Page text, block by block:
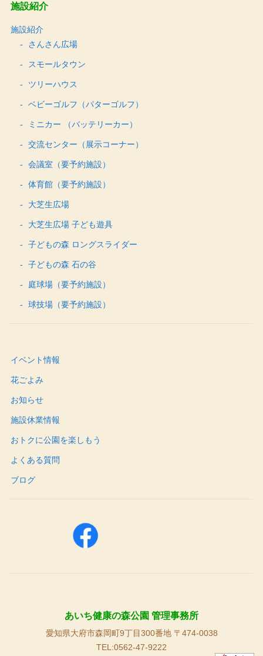
施設紹介
施設紹介
さんさん広場
スモールタウン
ツリーハウス
ベビーゴルフ（パターゴルフ）
ミニカー （バッテリーカー）
交流センター（展示コーナー）
会議室（要予約施設）
体育館（要予約施設）
大芝生広場
大芝生広場 子ども遊具
子どもの森 ロングスライダー
子どもの森 石の谷
庭球場（要予約施設）
球技場（要予約施設）
イベント情報
花ごよみ
お知らせ
施設休業情報
おトクに公園を楽しもう
よくある質問
ブログ
あいち健康の森公園 管理事務所
愛知県大府市森岡町9丁目300番地 〒474-0038
TEL:0562-47-9222